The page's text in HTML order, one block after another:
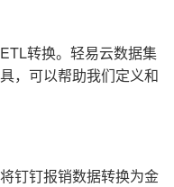
转换。轻易云数据集
，可以帮助我们定义和
钉钉报销数据转换为金